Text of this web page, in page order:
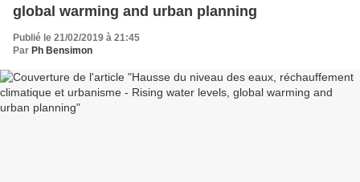
global warming and urban planning
Publié le 21/02/2019 à 21:45
Par Ph Bensimon